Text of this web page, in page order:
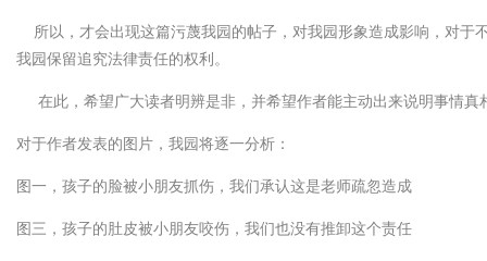
所以，才会出现这篇污蔑我园的帖子，对我园形象造成影响，对于
我园保留追究法律责任的权利。
在此，希望广大读者明辨是非，并希望作者能主动出来说明事情真
对于作者发表的图片，我园将逐一分析：
图一，孩子的脸被小朋友抓伤，我们承认这是老师疏忽造成
图三，孩子的肚皮被小朋友咬伤，我们也没有推卸这个责任